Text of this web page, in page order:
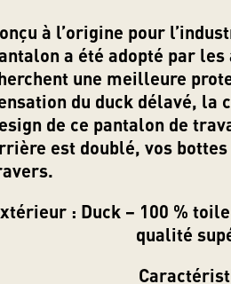
à l’origine pour
a été adopté par
une meilleure
du duck délavé, la
de ce pantalon de
est doublé, vos bottes
: Duck – 100 %
qualité